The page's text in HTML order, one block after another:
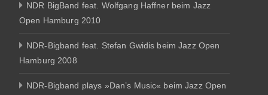
NDR BigBand feat. Wolfgang Haffner beim Jazz
Open Hamburg 2010
NDR-Bigband feat. Stefan Gwidis beim Jazz Open
Hamburg 2008
NDR-Bigband plays »Dan’s Music« beim Jazz Open